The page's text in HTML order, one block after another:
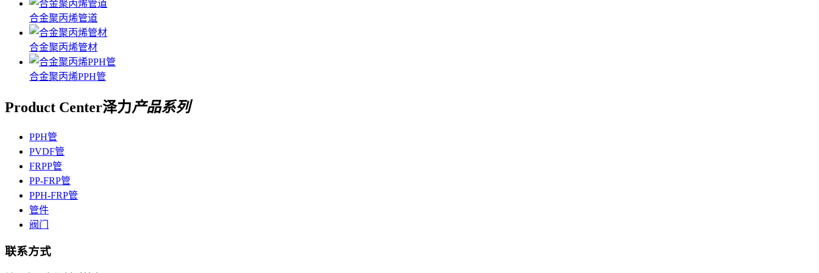
合金聚丙烯管道
合金聚丙烯管材
合金聚丙烯PPH管
Product Center泽力产品系列
PPH管
PVDF管
FRPP管
PP-FRP管
PPH-FRP管
管件
阀门
联系方式